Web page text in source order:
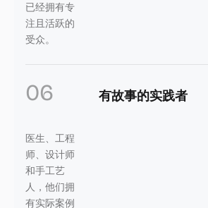
已经拥有专
注且活跃的
受众。
06 有故事的实践者
医生、工程
师、设计师
和手工艺
人，他们拥
有实际案例